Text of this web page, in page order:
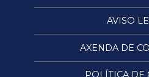
AVISO
AXENDA DE